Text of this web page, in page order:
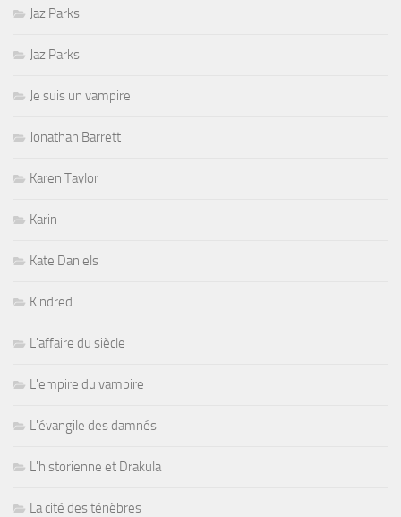
Jaz Parks
Jaz Parks
Je suis un vampire
Jonathan Barrett
Karen Taylor
Karin
Kate Daniels
Kindred
L'affaire du siècle
L'empire du vampire
L'évangile des damnés
L'historienne et Drakula
La cité des ténèbres